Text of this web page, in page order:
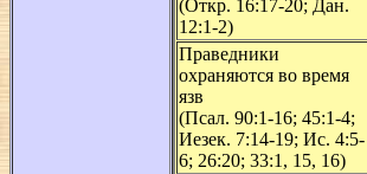
(Откр. 16:17-20; Дан.
12:1-2)
Праведники
охраняются во время
язв
(Псал. 90:1-16; 45:1-4;
Иезек. 7:14-19; Ис. 4:5-
6; 26:20; 33:1, 15, 16)